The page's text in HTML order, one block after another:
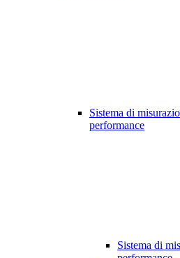
Sistema di
performance
Sistema di